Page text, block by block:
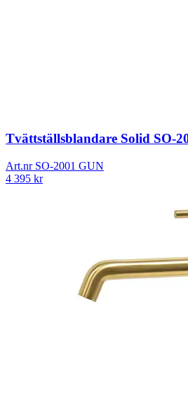
Tvättställsblandare Solid SO-
Art.nr SO-2001 GUN
4 395 kr